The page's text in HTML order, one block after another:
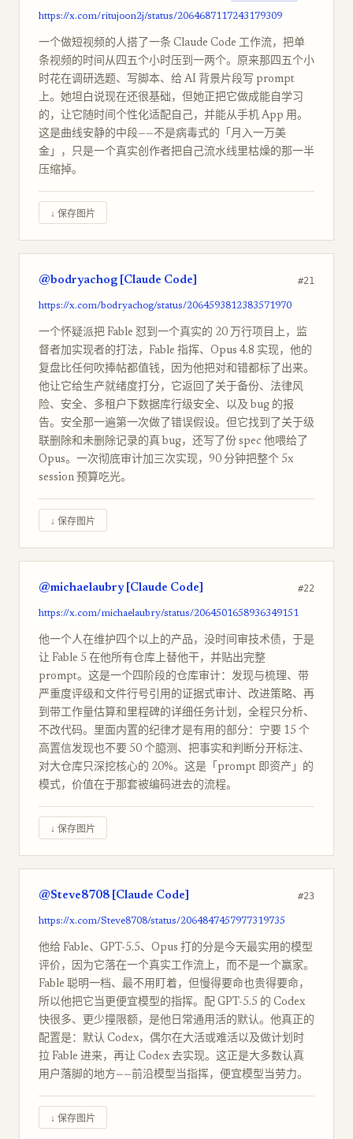
https://x.com/ritujoon2j/status/2064687117243179309
一个做短视频的人搭了一条 Claude Code 工作流，把单
条视频的时间从四五个小时压到一两个。原来那四五个小
时花在调研选题、写脚本、给 AI 背景片段写 prompt
上。她坦白说现在还很基础，但她正把它做成能自学习
的，让它随时间个性化适配自己，并能从手机 App 用。
这是曲线安静的中段——不是病毒式的「月入一万美
金」，只是一个真实创作者把自己流水线里枯燥的那一半
压缩掉。
↓ 保存图片
@bodryachog [Claude Code] #21
https://x.com/bodryachog/status/2064593812383571970
一个怀疑派把 Fable 怼到一个真实的 20 万行项目上，监
督者加实现者的打法，Fable 指挥、Opus 4.8 实现，他的
复盘比任何吹捧帖都值钱，因为他把对和错都标了出来。
他让它给生产就绪度打分，它返回了关于备份、法律风
险、安全、多租户下数据库行级安全、以及 bug 的报
告。安全那一遍第一次做了错误假设。但它找到了关于级
联删除和未删除记录的真 bug，还写了份 spec 他喂给了
Opus。一次彻底审计加三次实现，90 分钟把整个 5x
session 预算吃光。
↓ 保存图片
@michaelaubry [Claude Code] #22
https://x.com/michaelaubry/status/2064501658936349151
他一个人在维护四个以上的产品，没时间审技术债，于是
让 Fable 5 在他所有仓库上替他干，并贴出完整
prompt。这是一个四阶段的仓库审计：发现与梳理、带
严重度评级和文件行号引用的证据式审计、改进策略、再
到带工作量估算和里程碑的详细任务计划，全程只分析、
不改代码。里面内置的纪律才是有用的部分：宁要 15 个
高置信发现也不要 50 个臆测、把事实和判断分开标注、
对大仓库只深挖核心的 20%。这是「prompt 即资产」的
模式，价值在于那套被编码进去的流程。
↓ 保存图片
@Steve8708 [Claude Code] #23
https://x.com/Steve8708/status/2064847457977319735
他给 Fable、GPT-5.5、Opus 打的分是今天最实用的模型
评价，因为它落在一个真实工作流上，而不是一个赢家。
Fable 聪明一档、最不用盯着，但慢得要命也贵得要命，
所以他把它当更便宜模型的指挥。配 GPT-5.5 的 Codex
快很多、更少撞限额，是他日常通用活的默认。他真正的
配置是：默认 Codex，偶尔在大活或难活以及做计划时
拉 Fable 进来，再让 Codex 去实现。这正是大多数认真
用户落脚的地方——前沿模型当指挥，便宜模型当劳力。
↓ 保存图片